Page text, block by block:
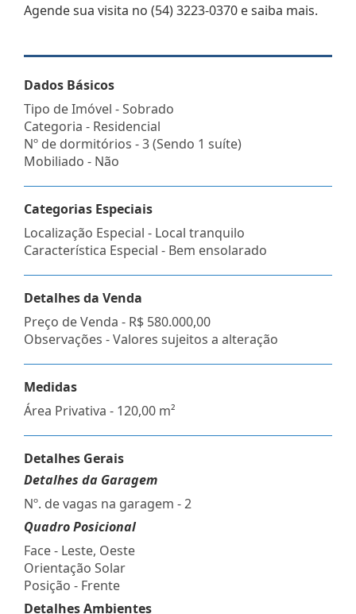
Agende sua visita no (54) 3223-0370 e saiba mais.
Dados Básicos
Tipo de Imóvel - Sobrado
Categoria - Residencial
Nº de dormitórios - 3 (Sendo 1 suíte)
Mobiliado - Não
Categorias Especiais
Localização Especial - Local tranquilo
Característica Especial - Bem ensolarado
Detalhes da Venda
Preço de Venda - R$ 580.000,00
Observações - Valores sujeitos a alteração
Medidas
Área Privativa - 120,00 m²
Detalhes Gerais
Detalhes da Garagem
Nº. de vagas na garagem - 2
Quadro Posicional
Face - Leste, Oeste
Orientação Solar
Posição - Frente
Detalhes Ambientes